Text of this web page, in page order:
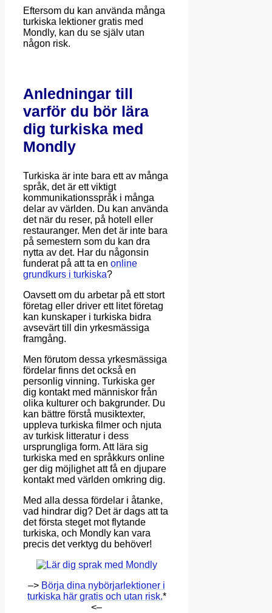
Eftersom du kan använda många
turkiska lektioner gratis med
Mondly, kan du se själv utan
någon risk.
Anledningar till
varför du bör lära
dig turkiska med
Mondly
Turkiska är inte bara ett av många
språk, det är ett viktigt
kommunikationsspråk i många
delar av världen. Du kan använda
det när du reser, på hotell eller
restauranger. Men det är inte bara
på semestern som du kan dra
nytta av det. Har du någonsin
funderat på att ta en online
grundkurs i turkiska?
Oavsett om du arbetar på ett stort
företag eller driver ett litet företag
kan kunskaper i turkiska bidra
avsevärt till din yrkesmässiga
framgång.
Men förutom dessa yrkesmässiga
fördelar finns det också en
personlig vinning. Turkiska ger
dig kontakt med människor från
olika kulturer och bakgrunder. Du
kan bättre förstå musiktexter,
uppleva turkiska filmer och njuta
av turkisk litteratur i dess
ursprungliga form. Att lära sig
turkiska med en språkkurs online
ger dig möjlighet att få en djupare
kontakt med världen omkring dig.
Med alla dessa fördelar i åtanke,
vad hindrar dig? Det är dags att ta
det första steget mot flytande
turkiska, och Mondly kan vara
precis det verktyg du behöver!
–> Börja dina nybörjarlektioner i
turkiska här gratis och utan risk.*
<–